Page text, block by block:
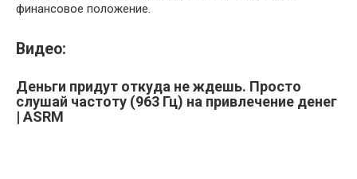
финансовое положение.
Видео:
Деньги придут откуда не ждешь. Просто
слушай частоту (963 Гц) на привлечение денег
| ASRM